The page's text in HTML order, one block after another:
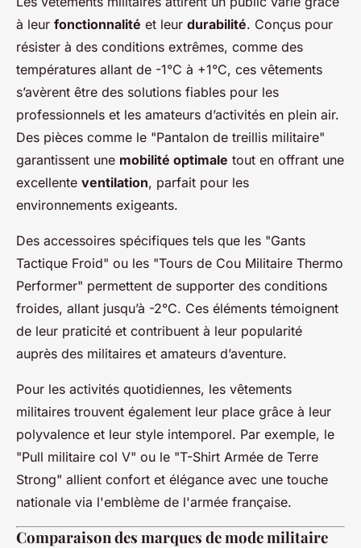
à leur fonctionnalité et leur durabilité. Conçus pour
résister à des conditions extrêmes, comme des
températures allant de -1°C à +1°C, ces vêtements
s’avèrent être des solutions fiables pour les
professionnels et les amateurs d’activités en plein air.
Des pièces comme le "Pantalon de treillis militaire"
garantissent une mobilité optimale tout en offrant une
excellente ventilation, parfait pour les
environnements exigeants.
Des accessoires spécifiques tels que les "Gants
Tactique Froid" ou les "Tours de Cou Militaire Thermo
Performer" permettent de supporter des conditions
froides, allant jusqu’à -2°C. Ces éléments témoignent
de leur praticité et contribuent à leur popularité
auprès des militaires et amateurs d’aventure.
Pour les activités quotidiennes, les vêtements
militaires trouvent également leur place grâce à leur
polyvalence et leur style intemporel. Par exemple, le
"Pull militaire col V" ou le "T-Shirt Armée de Terre
Strong" allient confort et élégance avec une touche
nationale via l'emblème de l'armée française.
Comparaison des marques de mode militaire